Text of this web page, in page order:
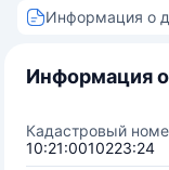
Информация о
Информация
Кадастровый
10:21:0010223:24